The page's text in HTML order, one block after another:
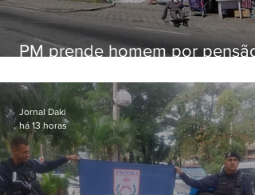
PM prende homem por pensão
Jornal Daki
há 13 horas